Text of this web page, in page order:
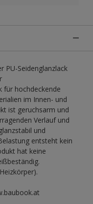
PU-Seidenglanzlack
für hochdeckende
im Innen- und
ist geruchsarm und
Verlauf und
und
entsteht kein
hat keine